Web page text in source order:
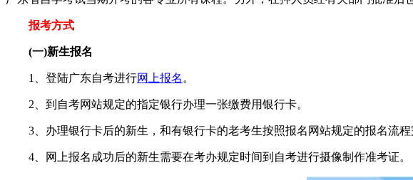
报考方式
(一)新生报名
1、登陆广东自考进行网上报名 。
2、到自考网站规定的指定银行办理一张缴费用银行卡。
3、办理银行卡后的新生，和有银行卡的老考生按照报名网站规定的报名流程
4、网上报名成功后的新生需要在考办规定时间到自考进行摄像制作准考证。